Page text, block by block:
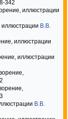
342
иллюстрации
иллюстрации В.В.
иллюстрации
иллюстрации
В.В.